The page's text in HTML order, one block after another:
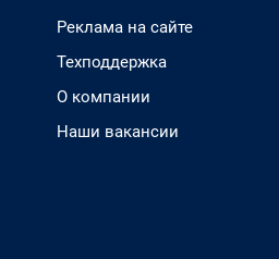
Реклама на сайте
Техподдержка
О компании
Наши вакансии